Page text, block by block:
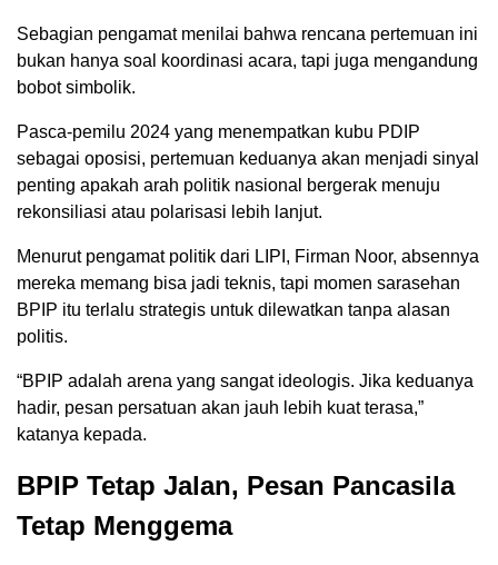
Sebagian pengamat menilai bahwa rencana pertemuan ini
bukan hanya soal koordinasi acara, tapi juga mengandung
bobot simbolik.
Pasca-pemilu 2024 yang menempatkan kubu PDIP
sebagai oposisi, pertemuan keduanya akan menjadi sinyal
penting apakah arah politik nasional bergerak menuju
rekonsiliasi atau polarisasi lebih lanjut.
Menurut pengamat politik dari LIPI, Firman Noor, absennya
mereka memang bisa jadi teknis, tapi momen sarasehan
BPIP itu terlalu strategis untuk dilewatkan tanpa alasan
politis.
“BPIP adalah arena yang sangat ideologis. Jika keduanya
hadir, pesan persatuan akan jauh lebih kuat terasa,”
katanya kepada.
BPIP Tetap Jalan, Pesan Pancasila
Tetap Menggema